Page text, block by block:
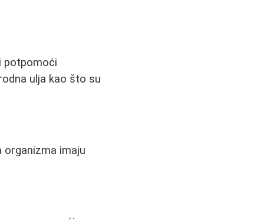
potpomoći
ulja kao što su
organizma imaju